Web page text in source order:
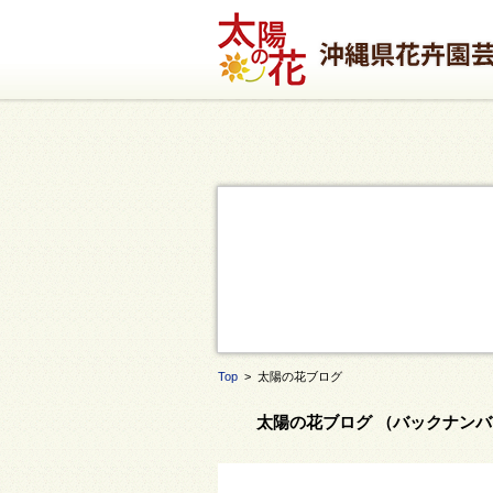
Top > 太陽の花ブログ
太陽の花ブログ （バックナン